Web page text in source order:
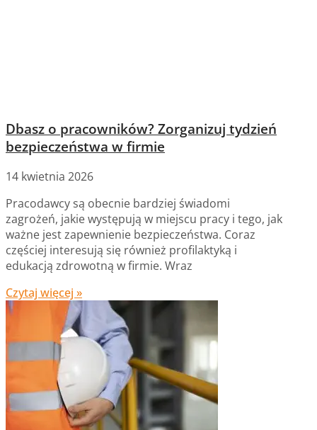
Dbasz o pracowników? Zorganizuj tydzień
bezpieczeństwa w firmie
14 kwietnia 2026
Pracodawcy są obecnie bardziej świadomi
zagrożeń, jakie występują w miejscu pracy i tego, jak
ważne jest zapewnienie bezpieczeństwa. Coraz
częściej interesują się również profilaktyką i
edukacją zdrowotną w firmie. Wraz
Czytaj więcej »